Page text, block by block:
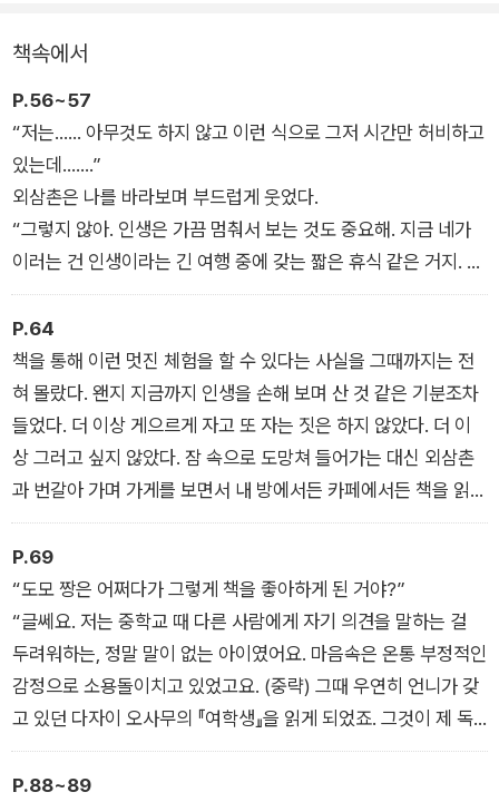
그러나 돈도 떨어지고 더 이상 머물 곳도 없는 상황에 처한 다카
코는 마지못해 삼촌을 따라 곰팡내 나는 서점 2층의 작은 방으로
이사한다. 그리고 그곳의 오래된 책들과 느릿느릿 살아가는 주변
사람들과의 만남을 통해 서서히 상처를 치유해가고 다시 삶을 일
으킬 동력을 얻어간다.
책속에서
P.56~57
“저는…… 아무것도 하지 않고 이런 식으로 그저 시간만 허비하고
있는데…….”
외삼촌은 나를 바라보며 부드럽게 웃었다.
“그렇지 않아. 인생은 가끔 멈춰서 보는 것도 중요해. 지금 네가
이러는 건 인생이라는 긴 여행 중에 갖는 짧은 휴식 같은 거지. 여
기는 항구고 너라는 배는 잠시 여기 닻을 내리고 있는 것일 뿐이
야. 그러니 잘 쉬고 나서 또 출항하면 돼.”
P.64
책을 통해 이런 멋진 체험을 할 수 있다는 사실을 그때까지는 전
혀 몰랐다. 왠지 지금까지 인생을 손해 보며 산 것 같은 기분조차
들었다. 더 이상 게으르게 자고 또 자는 짓은 하지 않았다. 더 이
상 그러고 싶지 않았다. 잠 속으로 도망쳐 들어가는 대신 외삼촌
과 번갈아 가며 가게를 보면서 내 방에서든 카페에서든 책을 읽었
다.
헌책 속에는 내가 생각지도 못한 많은 역사가 쌓여 있었다. 이건
결코 책의 내용에 관해서만 하는 얘기가 아니다. 한 권 한 권마다
오랜 세월을 거쳐온 그 흔적들을 나는 여럿 발견했다.
P.69
“도모 짱은 어쩌다가 그렇게 책을 좋아하게 된 거야?”
“글쎄요. 저는 중학교 때 다른 사람에게 자기 의견을 말하는 걸
두려워하는, 정말 말이 없는 아이였어요. 마음속은 온통 부정적인
감정으로 소용돌이치고 있었고요. (중략) 그때 우연히 언니가 갖
고 있던 다자이 오사무의 『여학생』을 읽게 되었죠. 그것이 제 독
서 인생의 시작이 되었어요.”
“그래? 인생의 어느 순간에 우연히 책을 만나 잊을 수 없는 경험
P.88~89